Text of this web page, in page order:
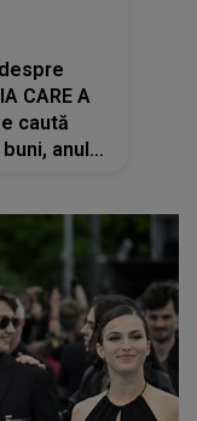
CARE A
caută
anul